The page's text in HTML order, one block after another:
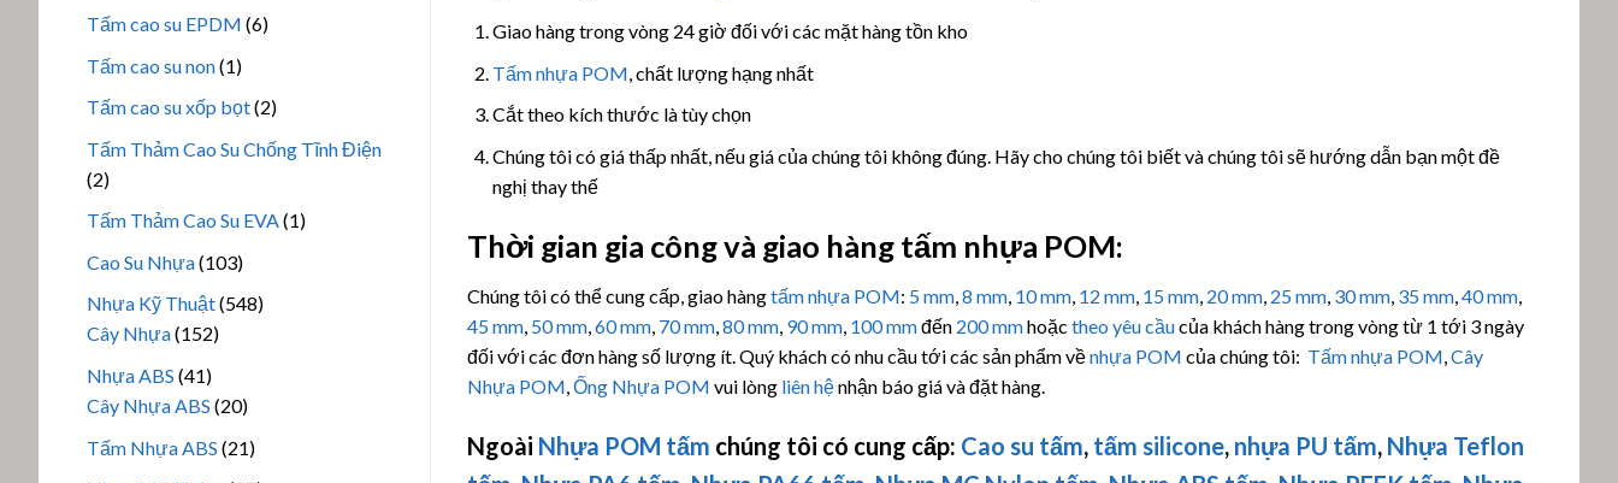
Tấm cao su EPDM 66
Tấm cao su non 11
phẩm
Tấm cao su xốp bọt 22
sản
phẩm
Tấm Thảm Cao Su Chống Tĩnh Điện
22
sản
Tấm Thảm Cao Su EVA 11
Cao Su Nhựa 103103
sản
phẩm
Nhựa Kỹ Thuật 548548
Cây Nhựa 152152
Nhựa ABS 4141
sản
Cây Nhựa ABS 2020
phẩm
Tấm Nhựa ABS 2121
Giao hàng trong vòng 24 giờ đối với các mặt hàng tồn kho
Tấm nhựa POM , chất lượng hạng nhất
Cắt theo kích thước là tùy chọn
Chúng tôi có giá thấp nhất, nếu giá của chúng tôi không đúng. Hãy cho chúng tôi biết và chúng tôi sẽ hướng dẫn bạn một đề
nghị thay thế
Thời gian gia công và giao hàng tấm nhựa POM:
Chúng tôi có thể cung cấp, giao hàngtấm nhựa POM: 5 mm,8 mm, 10 mm, 12 mm, 15 mm, 20 mm, 25 mm, 30 mm, 35 mm,40 mm,
45 mm, 50 mm,60 mm, 70 mm,80 mm, 90 mm, 100 mmđến 200 mmhoặc theo yêu cầucủa khách hàng trong vòng từ 1 tới 3 ngày
đối với các đơn hàng số lượng ít. Quý khách có nhu cầu tới các sản phẩm vềnhựa POM của chúng tôi: Tấm nhựa POM,Cây
Nhựa POM,Ống Nhựa POM vui lòng liên hệnhận báo giá và đặt hàng.
Ngoài Nhựa POM tấm chúng tôi có cung cấp: Cao su tấm, tấm silicone, nhựa PU tấm, Nhựa Teflon